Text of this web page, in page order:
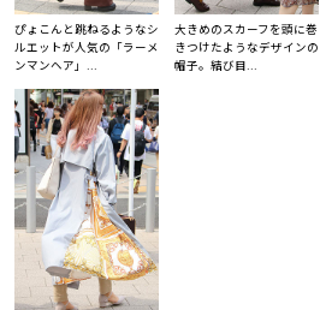
ぴょこんと跳ねるようなシ
ルエットが人気の「ラーメ
ンマンヘア」...
大きめのスカーフを頭に巻
きつけたようなデザインの
帽子。結び目...